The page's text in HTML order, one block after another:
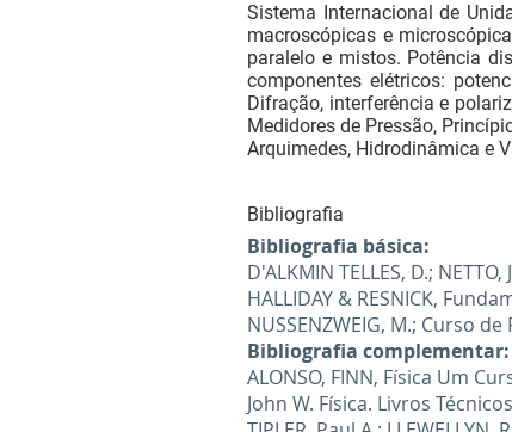
Sistema Internacional de
macroscópicas e
paralelo e mistos. Potência
componentes elétricos:
Difração, interferência e
Medidores de Pressão,
Arquimedes, Hidrodinâmica e
Bibliografia
Bibliografia básica:
D'ALKMIN TELLES, D.;
HALLIDAY & RESNICK,
NUSSENZWEIG, M.; Curso
Bibliografia complementar:
ALONSO, FINN, Física Um
John W. Física. Livros